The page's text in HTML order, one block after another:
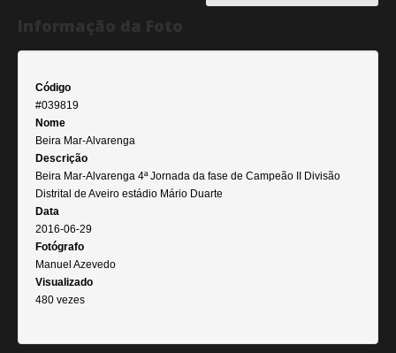
Código
#039819
Nome
Beira Mar-Alvarenga
Descrição
Beira Mar-Alvarenga 4ª Jornada da fase de Campeão II Divisão
Distrital de Aveiro estádio Mário Duarte
Data
2016-06-29
Fotógrafo
Manuel Azevedo
Visualizado
480 vezes